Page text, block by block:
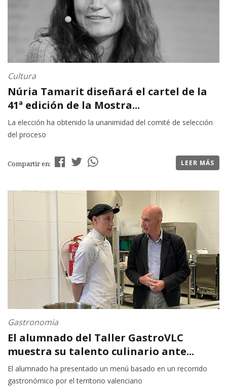
Cultura
Núria Tamarit diseñará el cartel de la
41ª edición de la Mostra...
La elección ha obtenido la unanimidad del comité de selección
del proceso
Compartir en: LEER MÁS
Gastronomia
El alumnado del Taller GastroVLC
muestra su talento culinario ante...
El alumnado ha presentado un menú basado en un recorrido
gastronómico por el territorio valenciano